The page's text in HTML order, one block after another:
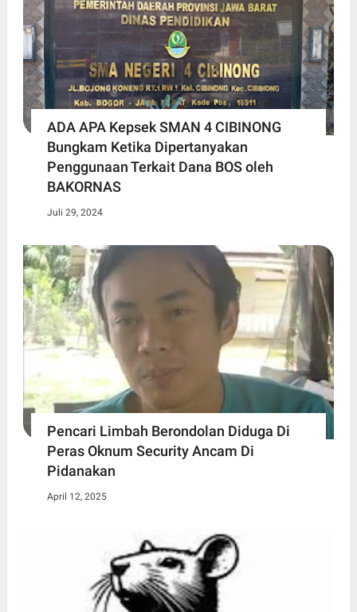
ADA APA Kepsek SMAN 4 CIBINONG
Bungkam Ketika Dipertanyakan
Penggunaan Terkait Dana BOS oleh
BAKORNAS
Juli 29, 2024
Pencari Limbah Berondolan Diduga Di
Peras Oknum Security Ancam Di
Pidanakan
April 12, 2025